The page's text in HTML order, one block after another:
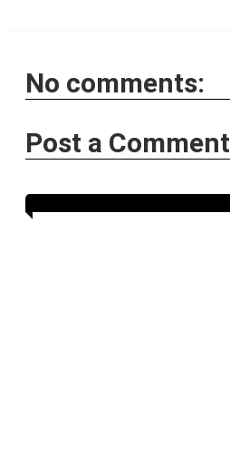
No comments:
Post a Comment